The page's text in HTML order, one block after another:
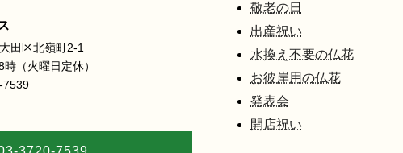
田区北嶺町2-1
（火曜日定休）
7539
敬老の日
出産祝い
水換え不要の仏花
お彼岸用の仏花
発表会
開店祝い